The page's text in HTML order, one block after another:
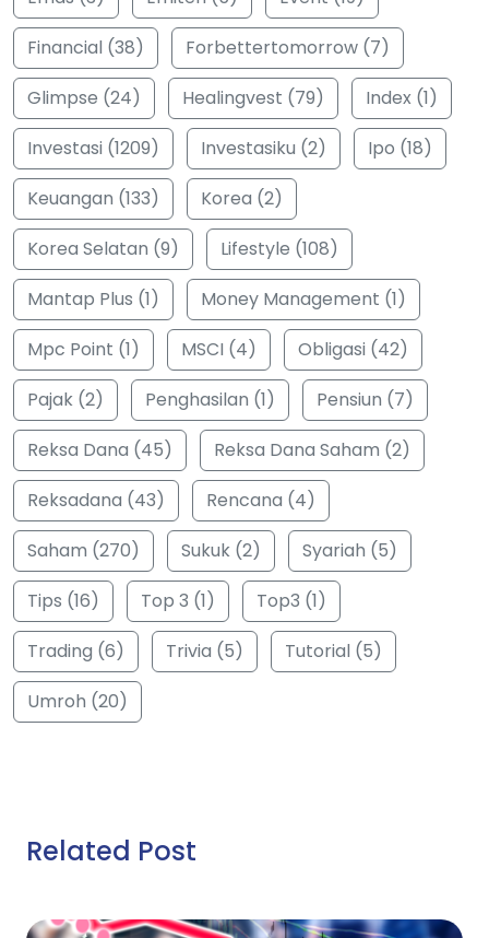
Financial (38)
Forbettertomorrow (7)
Glimpse (24)
Healingvest (79)
Index (1)
Investasi (1209)
Investasiku (2)
Ipo (18)
Keuangan (133)
Korea (2)
Korea Selatan (9)
Lifestyle (108)
Mantap Plus (1)
Money Management (1)
Mpc Point (1)
MSCI (4)
Obligasi (42)
Pajak (2)
Penghasilan (1)
Pensiun (7)
Reksa Dana (45)
Reksa Dana Saham (2)
Reksadana (43)
Rencana (4)
Saham (270)
Sukuk (2)
Syariah (5)
Tips (16)
Top 3 (1)
Top3 (1)
Trading (6)
Trivia (5)
Tutorial (5)
Umroh (20)
Related Post